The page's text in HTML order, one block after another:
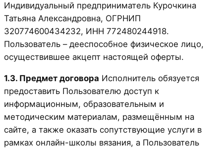
Индивидуальный предприниматель Курочкина
Татьяна Александровна, ОГРНИП
320774600434232, ИНН 772480244918.
Пользователь – дееспособное физическое лицо,
осуществившее акцепт настоящей оферты.
1.3. Предмет договора Исполнитель обязуется
предоставить Пользователю доступ к
информационным, образовательным и
методическим материалам, размещённым на
сайте, а также оказать сопутствующие услуги в
рамках онлайн-школы вязания, а Пользователь